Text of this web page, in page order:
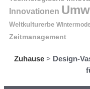
Innovationen
Weltkulturerbe Wintermode
Zeitmanagement
Zuhause > Design-